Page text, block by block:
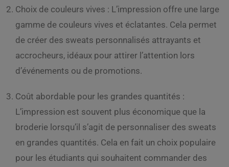
Choix de couleurs vives : L’impression offre une large
gamme de couleurs vives et éclatantes. Cela permet
de créer des sweats personnalisés attrayants et
accrocheurs, idéaux pour attirer l’attention lors
d’événements ou de promotions.
Coût abordable pour les grandes quantités :
L’impression est souvent plus économique que la
broderie lorsqu’il s’agit de personnaliser des sweats
en grandes quantités. Cela en fait un choix populaire
pour les étudiants qui souhaitent commander des